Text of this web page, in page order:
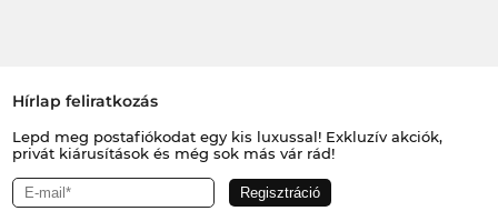
Hírlap feliratkozás
Lepd meg postafiókodat egy kis luxussal! Exkluzív akciók,
privát kiárusítások és még sok más vár rád!